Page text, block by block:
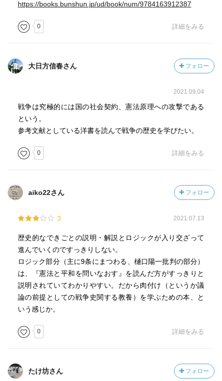
https://books.bunshun.jp/ud/book/num/9784163912387
0 詳細をみる
大日方信春さん フォロー
2021.09.04
戦争は究極的には国の社会契約、憲法原理への攻撃である
という。
参考文献としている洋書を読んで戦争の歴史を学びたい。
0 詳細をみる
aiko22さん フォロー
3 2021.07.13
歴史的なできごとの説明・解説とロジックが入り交ざって
進んでいくのですっきりしない。
ロジック部分（主に9条にまつわる、樋口陽一批判の部分）
は、『憲法と平和を問いなおす』を読んだ方がすっきりと
説明されていてわかりやすい。だから肉付け（というか議
論の前提としての戦争史関する教養）を学ぶための本、と
いう感じか。
0 詳細をみる
たけ坊さん フォロー